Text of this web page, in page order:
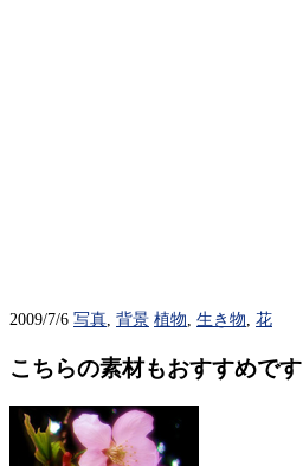
2009/7/6 写真 背景 植物 生き物 花
こちらの素材もおすすめです